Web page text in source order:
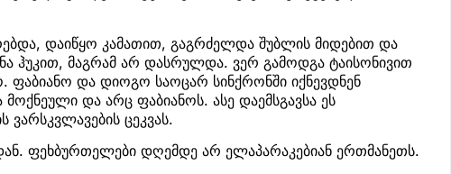
დაიწყო კამათით, გაგრძელდა შუბლის მიდებით და
ჰუკით, მაგრამ არ დასრულდა. ვერ გამოდგა ტაისონივით
ფაბიანო და დიოგო საოცარ სინქრონში იქნევდნენ
და არც ფაბიანოს. ასე დაემსგავსა ეს
ვარსკვლავების ცეკვას.
ფეხბურთელები დღემდე არ ელაპარაკებიან ერთმანეთს.